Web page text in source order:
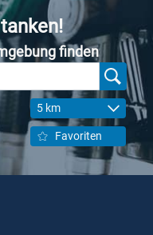
finden
5 km
Favoriten